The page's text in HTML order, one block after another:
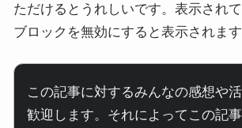
ただけるとうれしいです。表示され
ブロックを無効にすると表示されます
この記事に対するみんなの感想や
歓迎します。それによってこの記